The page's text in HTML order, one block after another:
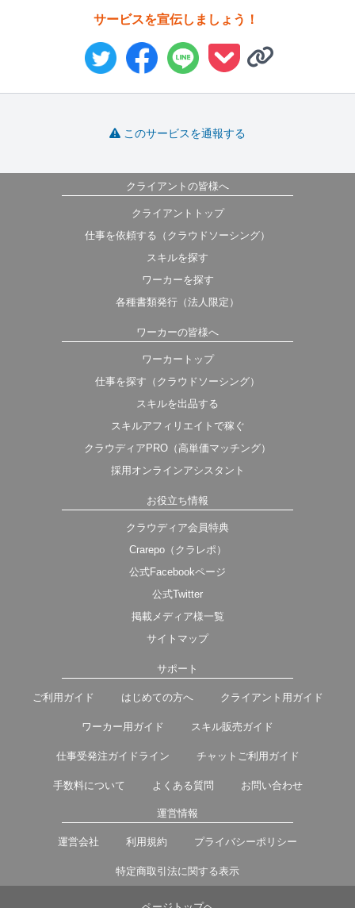
サービスを宣伝しましょう！
このサービスを通報する
クライアントの皆様へ
クライアントトップ
仕事を依頼する（クラウドソーシング）
スキルを探す
ワーカーを探す
各種書類発行（法人限定）
ワーカーの皆様へ
ワーカートップ
仕事を探す（クラウドソーシング）
スキルを出品する
スキルアフィリエイトで稼ぐ
クラウディアPRO（高単価マッチング）
採用オンラインアシスタント
お役立ち情報
クラウディア会員特典
Crarepo（クラレポ）
公式Facebookページ
公式Twitter
掲載メディア様一覧
サイトマップ
サポート
ご利用ガイド はじめての方へ クライアント用ガイド
ワーカー用ガイド スキル販売ガイド
仕事受発注ガイドライン チャットご利用ガイド
手数料について よくある質問 お問い合わせ
運営情報
運営会社 利用規約 プライバシーポリシー
特定商取引法に関する表示